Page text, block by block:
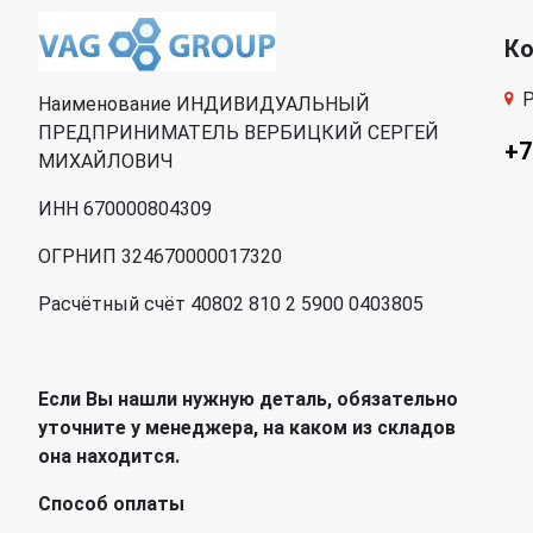
Наименование ИНДИВИДУАЛЬНЫЙ
ПРЕДПРИНИМАТЕЛЬ ВЕРБИЦКИЙ СЕРГЕЙ
МИХАЙЛОВИЧ
ИНН 670000804309
ОГРНИП 324670000017320
Расчётный счёт 40802 810 2 5900 0403805
Если Вы нашли нужную деталь, обязательно
уточните у менеджера, на каком из складов
она находится.
Способ оплаты